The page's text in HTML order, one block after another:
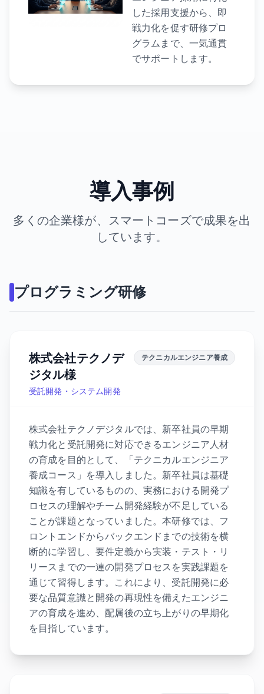
した採用支援から、即
戦力化を促す研修プロ
グラムまで、一気通貫
でサポートします。
導入事例
多くの企業様が、スマートコーズで成果を出
しています。
プログラミング研修
株式会社テクノデ
ジタル様
受託開発・システム開発
テクニカルエンジニア養成
株式会社テクノデジタルでは、新卒社員の早期
戦力化と受託開発に対応できるエンジニア人材
の育成を目的として、「テクニカルエンジニア
養成コース」を導入しました。新卒社員は基礎
知識を有しているものの、実務における開発プ
ロセスの理解やチーム開発経験が不足している
ことが課題となっていました。本研修では、フ
ロントエンドからバックエンドまでの技術を横
断的に学習し、要件定義から実装・テスト・リ
リースまでの一連の開発プロセスを実践課題を
通じて習得します。これにより、受託開発に必
要な品質意識と開発の再現性を備えたエンジニ
アの育成を進め、配属後の立ち上がりの早期化
を目指しています。